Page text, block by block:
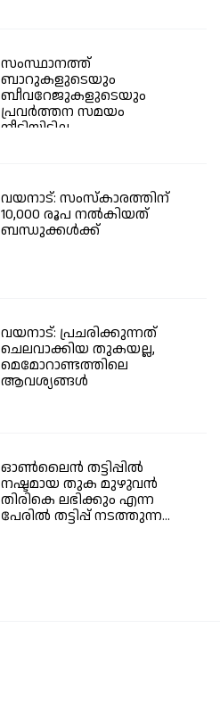
സംസ്ഥാനത്ത്
ബാറുകളുടെയും
ബീവറേജുകളുടെയും
പ്രവര്‍ത്തന സമയം
നീട്ടിയിട്ടില്ല -...
വയനാട്: സംസ്കാരത്തിന്
10,000 രൂപ നൽകിയത്
ബന്ധുക്കൾക്ക്
വയനാട്: പ്രചരിക്കുന്നത്
ചെലവാക്കിയ തുകയല്ല,
മെമോറാണ്ടത്തിലെ
ആവശ്യങ്ങൾ
ഓൺലൈൻ തട്ടിപ്പിൽ
നഷ്ടമായ തുക മുഴുവൻ
തിരികെ ലഭിക്കും എന്ന
പേരിൽ തട്ടിപ്പ് നടത്തുന്ന...